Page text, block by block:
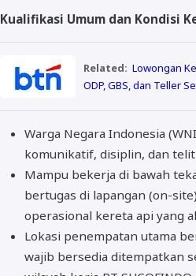
Kualifikasi Umum dan Kondisi
Related: Lowongan
ODP, GBS, dan Teller
Warga Negara Indonesia
komunikatif, disiplin, dan
Mampu bekerja di bawah
bertugas di lapangan (on-
operasional kereta api yang
Lokasi penempatan utama
wajib bersedia ditempatkan